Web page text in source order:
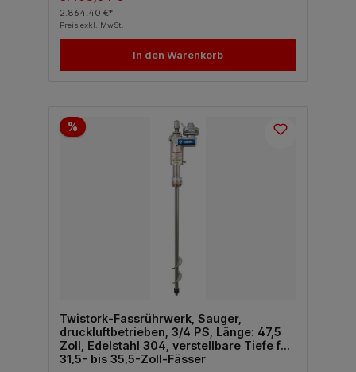
2.864,40 €*
Preis exkl. MwSt.
In den Warenkorb
%
Twistork-Fassrührwerk, Sauger,
druckluftbetrieben, 3/4 PS, Länge: 47,5
Zoll, Edelstahl 304, verstellbare Tiefe für
31,5- bis 35,5-Zoll-Fässer